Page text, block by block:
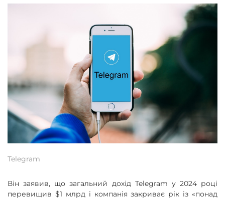
Telegram
Він заявив, що загальний дохід Telegram у 2024 році
перевищив $1 млрд і компанія закриває рік із «понад